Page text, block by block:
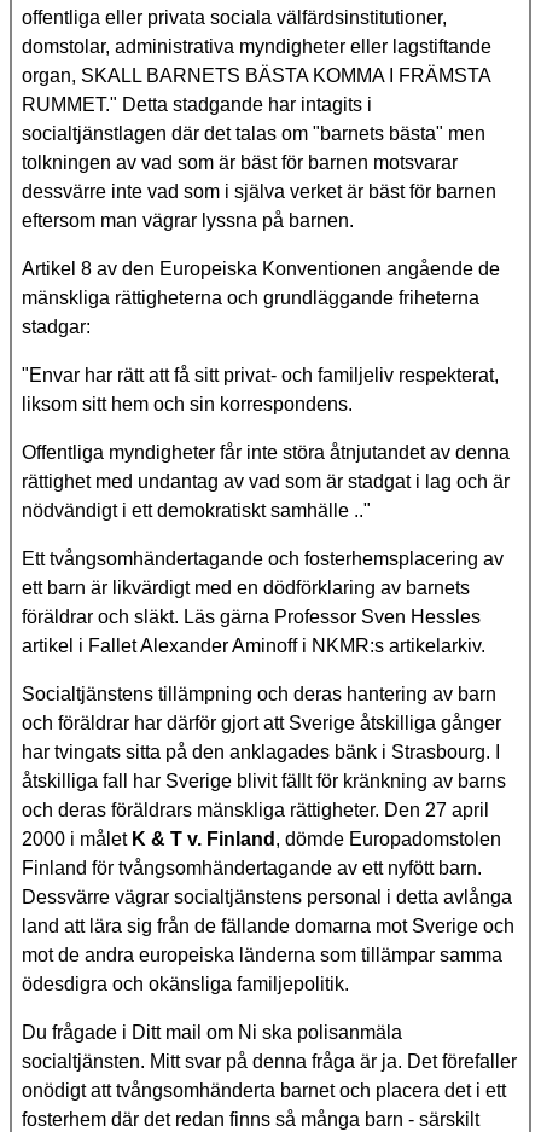
offentliga eller privata sociala välfärdsinstitutioner,
domstolar, administrativa myndigheter eller lagstiftande
organ, SKALL BARNETS BÄSTA KOMMA I FRÄMSTA
RUMMET." Detta stadgande har intagits i
socialtjänstlagen där det talas om "barnets bästa" men
tolkningen av vad som är bäst för barnen motsvarar
dessvärre inte vad som i själva verket är bäst för barnen
eftersom man vägrar lyssna på barnen.
Artikel 8 av den Europeiska Konventionen angående de
mänskliga rättigheterna och grundläggande friheterna
stadgar:
"Envar har rätt att få sitt privat- och familjeliv respekterat,
liksom sitt hem och sin korrespondens.
Offentliga myndigheter får inte störa åtnjutandet av denna
rättighet med undantag av vad som är stadgat i lag och är
nödvändigt i ett demokratiskt samhälle .."
Ett tvångsomhändertagande och fosterhemsplacering av
ett barn är likvärdigt med en dödförklaring av barnets
föräldrar och släkt. Läs gärna Professor Sven Hessles
artikel i Fallet Alexander Aminoff i NKMR:s artikelarkiv.
Socialtjänstens tillämpning och deras hantering av barn
och föräldrar har därför gjort att Sverige åtskilliga gånger
har tvingats sitta på den anklagades bänk i Strasbourg. I
åtskilliga fall har Sverige blivit fällt för kränkning av barns
och deras föräldrars mänskliga rättigheter. Den 27 april
2000 i målet K & T v. Finland , dömde Europadomstolen
Finland för tvångsomhändertagande av ett nyfött barn.
Dessvärre vägrar socialtjänstens personal i detta avlånga
land att lära sig från de fällande domarna mot Sverige och
mot de andra europeiska länderna som tillämpar samma
ödesdigra och okänsliga familjepolitik.
Du frågade i Ditt mail om Ni ska polisanmäla
socialtjänsten. Mitt svar på denna fråga är ja. Det förefaller
onödigt att tvångsomhänderta barnet och placera det i ett
fosterhem där det redan finns så många barn - särskilt